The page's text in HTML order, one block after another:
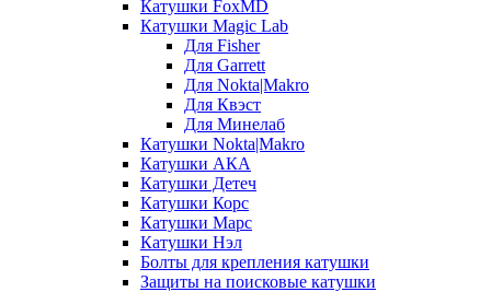
Катушки FoxMD
Катушки Magic Lab
Для Fisher
Для Garrett
Для Nokta|Makro
Для Квэст
Для Минелаб
Катушки Nokta|Makro
Катушки АКА
Катушки Детеч
Катушки Корс
Катушки Марс
Катушки Нэл
Болты для крепления катушки
Защиты на поисковые катушки